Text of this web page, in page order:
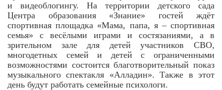
и видеоблогингу. На территории детского сада
Центра образования «Знание» гостей ждёт
спортивная площадка «Мама, папа, я – спортивная
семья» с весёлыми играми и состязаниями, а в
зрительном зале для детей участников СВО,
многодетных семей и детей с ограниченными
возможностями состоится благотворительный показ
музыкального спектакля «Алладин». Также в этот
день будут работать семейные психологи.